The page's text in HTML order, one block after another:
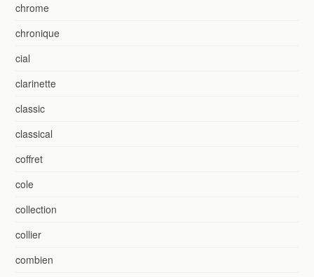
chrome
chronique
cial
clarinette
classic
classical
coffret
cole
collection
collier
combien